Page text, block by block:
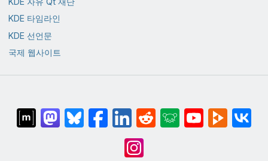
KDE 타임라인
KDE 선언문
국제 웹사이트